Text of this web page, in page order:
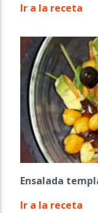
Ir a la receta
Ensalada
Ir a la receta